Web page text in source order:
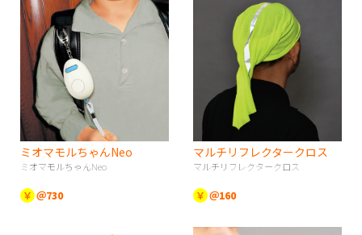
ミオマモルちゃんNeo
ミオマモルちゃんNeo
￥ ＠730
マルチリフレクタークロス
マルチリフレクタークロス
￥ ＠160